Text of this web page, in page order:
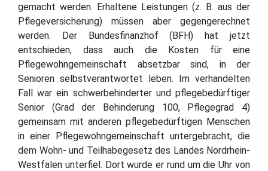
gemacht werden. Erhaltene Leistungen (z. B. aus der
Pflegeversicherung) müssen aber gegengerechnet
werden. Der Bundesfinanzhof (BFH) hat jetzt
entschieden, dass auch die Kosten für eine
Pflegewohngemeinschaft absetzbar sind, in der
Senioren selbstverantwortet leben. Im verhandelten
Fall war ein schwerbehinderter und pflegebedürftiger
Senior (Grad der Behinderung 100, Pflegegrad 4)
gemeinsam mit anderen pflegebedürftigen Menschen
in einer Pflegewohngemeinschaft untergebracht, die
dem Wohn- und Teilhabegesetz des Landes Nordrhein-
Westfalen unterfiel. Dort wurde er rund um die Uhr von